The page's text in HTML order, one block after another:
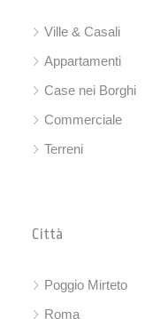
Ville & Casali
Appartamenti
Case nei Borghi
Commerciale
Terreni
Città
Poggio Mirteto
Roma